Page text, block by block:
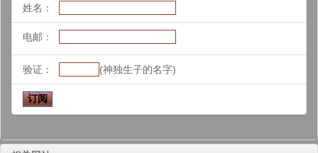
姓名：
电邮：
验证： (神独生子的名字)